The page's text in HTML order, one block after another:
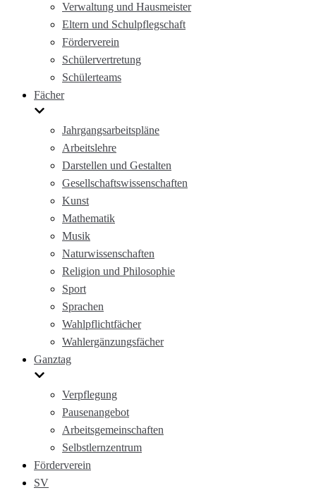
Verwaltung und Hausmeister
Eltern und Schulpflegschaft
Förderverein
Schülervertretung
Schülerteams
Fächer
Jahrgangsarbeitspläne
Arbeitslehre
Darstellen und Gestalten
Gesellschaftswissenschaften
Kunst
Mathematik
Musik
Naturwissenschaften
Religion und Philosophie
Sport
Sprachen
Wahlpflichtfächer
Wahlergänzungsfächer
Ganztag
Verpflegung
Pausenangebot
Arbeitsgemeinschaften
Selbstlernzentrum
Förderverein
SV